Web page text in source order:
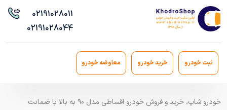
02191028011
02191028044
ثبت خودرو خرید خودرو معاوضه خودرو
خودرو شاپ، خرید و فروش خودرو اقساطی مدل ۹۰ به بالا با ضمانت